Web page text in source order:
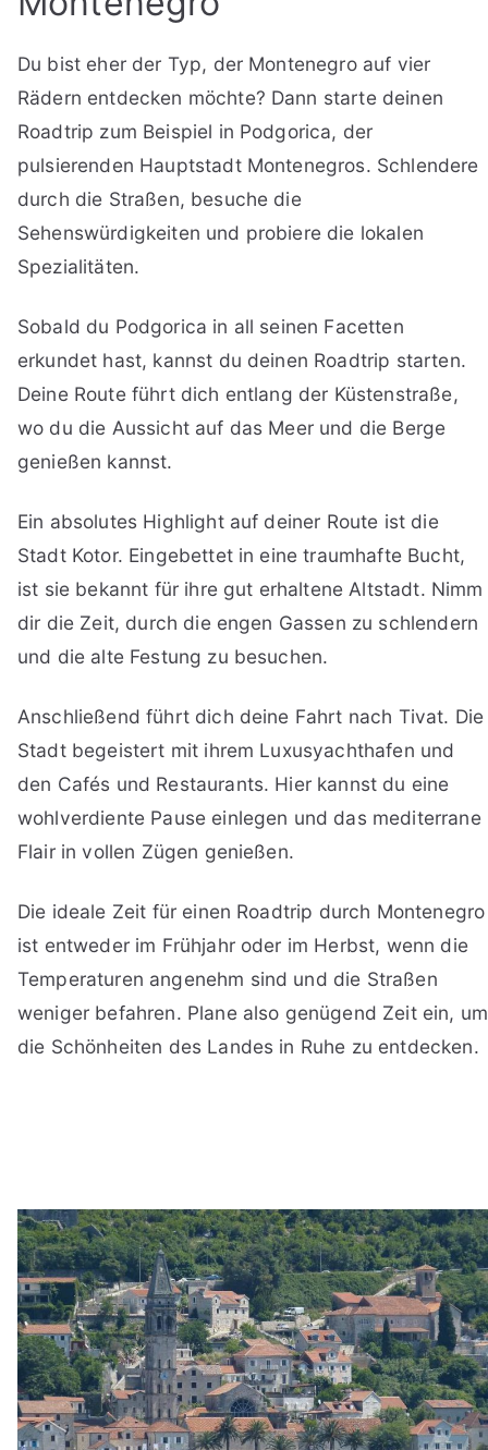
Du bist eher der Typ, der Montenegro auf vier
Rädern entdecken möchte? Dann starte deinen
Roadtrip zum Beispiel in Podgorica, der
pulsierenden Hauptstadt Montenegros. Schlendere
durch die Straßen, besuche die
Sehenswürdigkeiten und probiere die lokalen
Spezialitäten.
Sobald du Podgorica in all seinen Facetten
erkundet hast, kannst du deinen Roadtrip starten.
Deine Route führt dich entlang der Küstenstraße,
wo du die Aussicht auf das Meer und die Berge
genießen kannst.
Ein absolutes Highlight auf deiner Route ist die
Stadt Kotor. Eingebettet in eine traumhafte Bucht,
ist sie bekannt für ihre gut erhaltene Altstadt. Nimm
dir die Zeit, durch die engen Gassen zu schlendern
und die alte Festung zu besuchen.
Anschließend führt dich deine Fahrt nach Tivat. Die
Stadt begeistert mit ihrem Luxusyachthafen und
den Cafés und Restaurants. Hier kannst du eine
wohlverdiente Pause einlegen und das mediterrane
Flair in vollen Zügen genießen.
Die ideale Zeit für einen Roadtrip durch Montenegro
ist entweder im Frühjahr oder im Herbst, wenn die
Temperaturen angenehm sind und die Straßen
weniger befahren. Plane also genügend Zeit ein, um
die Schönheiten des Landes in Ruhe zu entdecken.